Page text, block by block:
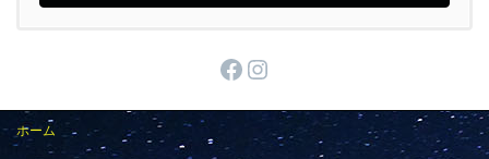
Facebook
Instagram
ホーム